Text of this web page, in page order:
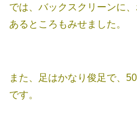
では、バックスクリーンに
あるところもみせました。
また、足はかなり俊足で、
です。